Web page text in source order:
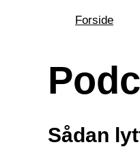
her:
Forside
Sådan